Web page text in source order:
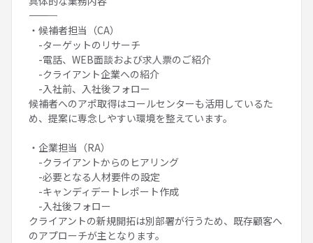
――――――――
・候補者担当（CA）
-ターゲットのリサーチ
-電話、WEB面談および求人票のご紹介
-クライアント企業への紹介
-入社前、入社後フォロー
候補者へのアポ取得はコールセンターも活用しているた
め、提案に専念しやすい環境を整えています。
・企業担当（RA）
-クライアントからのヒアリング
-必要となる人材要件の設定
-キャンディデートレポート作成
-入社後フォロー
クライアントの新規開拓は別部署が行うため、既存顧客へ
のアプローチが主となります。